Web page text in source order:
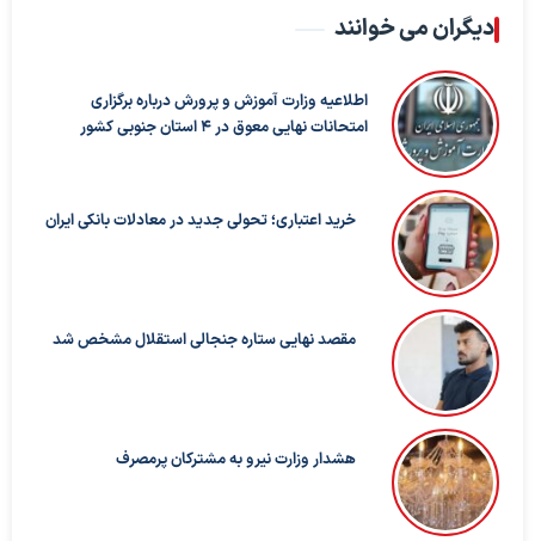
دیگران می خوانند
اطلاعیه وزارت آموزش و پرورش درباره برگزاری
امتحانات نهایی معوق در ۴ استان جنوبی کشور
خرید اعتباری؛ تحولی جدید در معادلات بانکی ایران
مقصد نهایی ستاره جنجالی استقلال مشخص شد
هشدار وزارت نیرو به مشترکان پرمصرف